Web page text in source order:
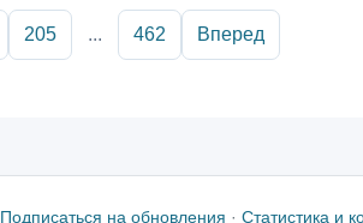
205 ... 462 Вперед
Подписаться на обновления · Статистика и